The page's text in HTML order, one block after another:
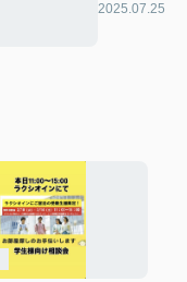
2025.07.25